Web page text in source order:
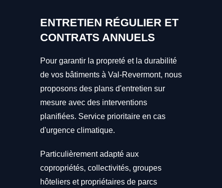
ENTRETIEN RÉGULIER ET
CONTRATS ANNUELS
Pour garantir la propreté et la durabilité
de vos bâtiments à Val-Revermont, nous
proposons des plans d'entretien sur
mesure avec des interventions
planifiées. Service prioritaire en cas
d'urgence climatique.
Particulièrement adapté aux
copropriétés, collectivités, groupes
hôteliers et propriétaires de parcs